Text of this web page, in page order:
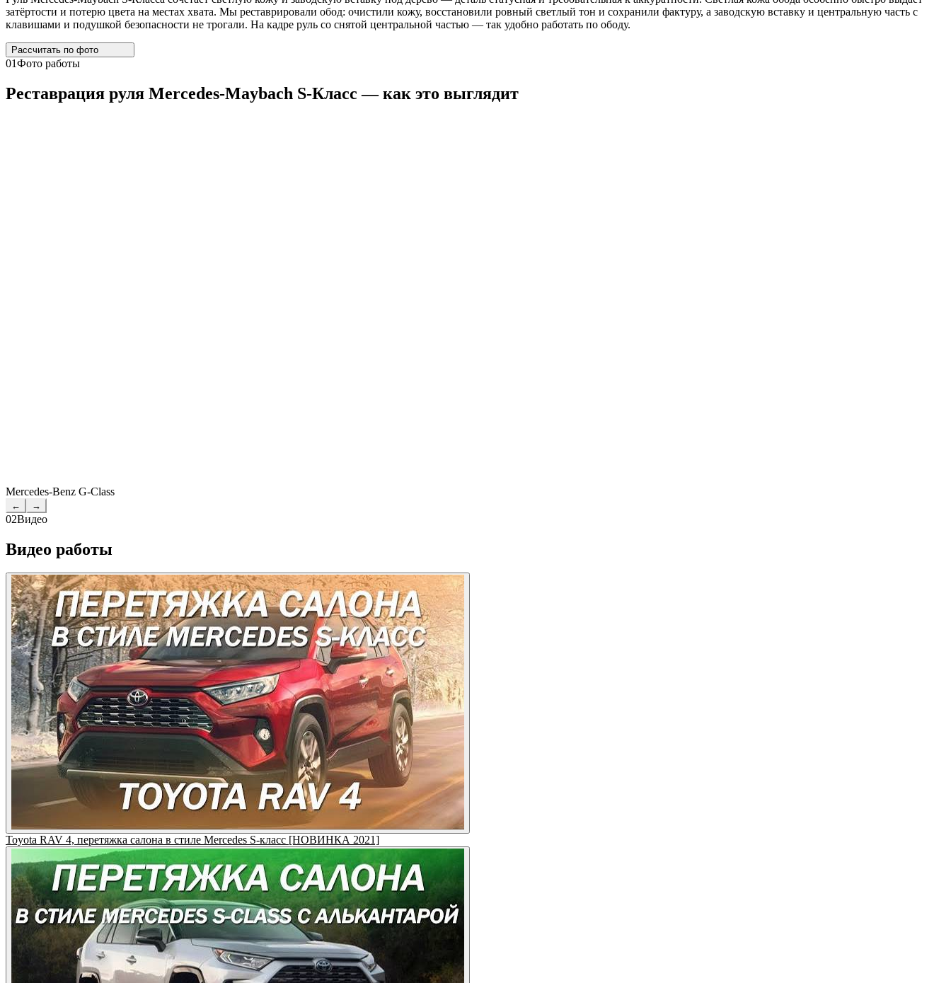
затёртости и потерю цвета на местах хвата. Мы реставрировали обод: очистили кожу, восстановили ровный светлый тон и сохранили фактуру, а заводскую вставку и центральную часть с
клавишами и подушкой безопасности не трогали. На кадре руль со снятой центральной частью — так удобно работать по ободу.
Рассчитать по фото
01Фото работы
Реставрация руля Mercedes-Maybach S-Класс — как это выглядит
Mercedes-Benz G-Class
← →
02Видео
Видео работы
Toyota RAV 4, перетяжка салона в стиле Mercedes S-класс [НОВИНКА 2021]